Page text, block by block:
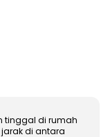
tinggal di rumah
jarak di antara